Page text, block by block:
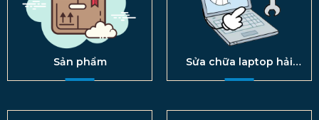
Sản phẩm
Sửa chữa laptop hải